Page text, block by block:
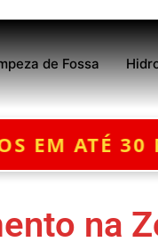
de Fossa
—
na